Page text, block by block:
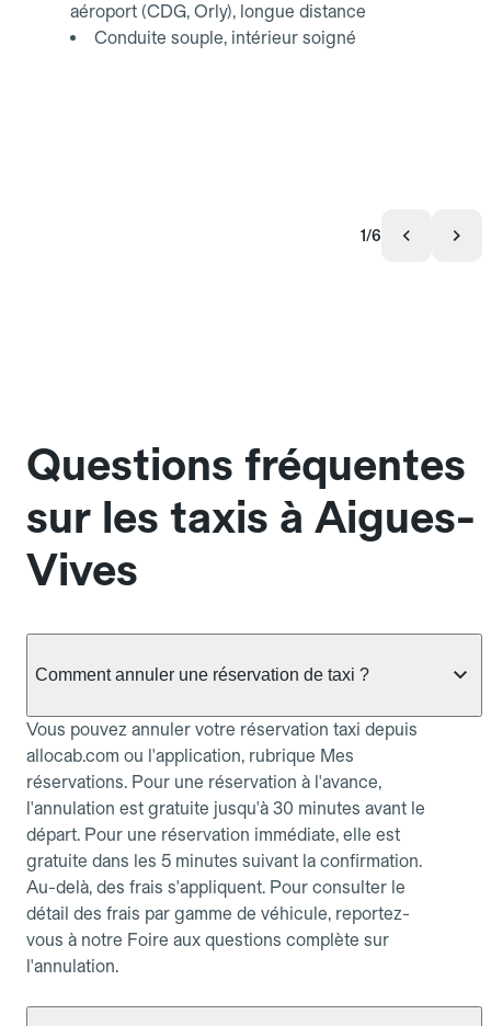
aéroport (CDG, Orly), longue distance
Conduite souple, intérieur soigné
1/6
Questions fréquentes
sur les taxis à Aigues-
Vives
Comment annuler une réservation de taxi ?
Vous pouvez annuler votre réservation taxi depuis
allocab.com ou l'application, rubrique Mes
réservations. Pour une réservation à l'avance,
l'annulation est gratuite jusqu'à 30 minutes avant le
départ. Pour une réservation immédiate, elle est
gratuite dans les 5 minutes suivant la confirmation.
Au-delà, des frais s'appliquent. Pour consulter le
détail des frais par gamme de véhicule, reportez-
vous à notre Foire aux questions complète sur
l'annulation.